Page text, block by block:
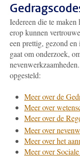
Iedereen die te
erop kunnen
een prettig, gezond
gaat om onderzoek,
opgesteld:
Meer over de
Meer over
Meer over de
Meer over
Meer over het
Meer over